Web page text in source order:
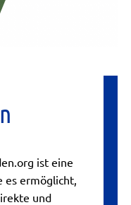
ist eine
es ermöglicht,
und